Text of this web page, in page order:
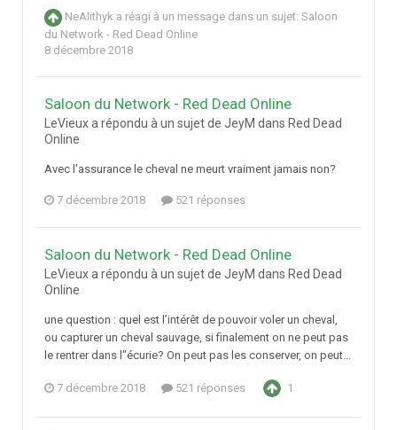
NeAlithyk a réagi à un message dans un sujet: Saloon
du Network - Red Dead Online
8 décembre 2018
Saloon du Network - Red Dead Online
LeVieux a répondu à un sujet de JeyM dans Red Dead
Online
Avec l'assurance le cheval ne meurt vraiment jamais non?
7 décembre 2018 521 réponses
Saloon du Network - Red Dead Online
LeVieux a répondu à un sujet de JeyM dans Red Dead
Online
une question : quel est l’intérêt de pouvoir voler un cheval,
ou capturer un cheval sauvage, si finalement on ne peut pas
le rentrer dans l"écurie? On peut pas les conserver, on peut...
7 décembre 2018 521 réponses 1